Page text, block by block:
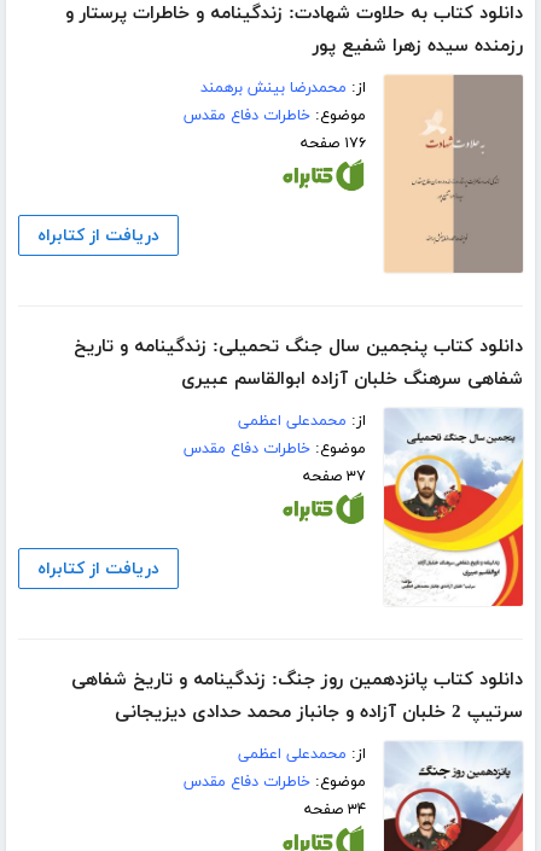
دانلود کتاب به حلاوت شهادت: زندگینامه و خاطرات پرستار و
رزمنده سیده زهرا شفیع پور
از: محمدرضا بینش برهمند
موضوع:خاطرات دفاع مقدس
۱۷۶ صفحه
دریافت از کتابراه
دانلود کتاب پنجمین سال جنگ تحمیلی: زندگینامه و تاریخ
شفاهی سرهنگ خلبان آزاده ابوالقاسم عبیری
از: محمدعلی اعظمی
موضوع:خاطرات دفاع مقدس
۳۷ صفحه
دریافت از کتابراه
دانلود کتاب پانزدهمین روز جنگ: زندگینامه و تاریخ شفاهی
سرتیپ 2 خلبان آزاده و جانباز محمد حدادی دیزیجانی
از: محمدعلی اعظمی
موضوع:خاطرات دفاع مقدس
۳۴ صفحه